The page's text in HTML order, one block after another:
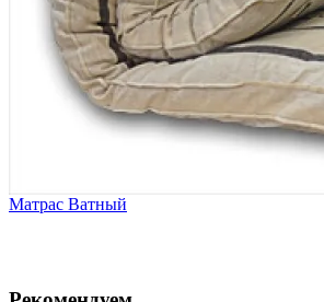
Матрас Ватный